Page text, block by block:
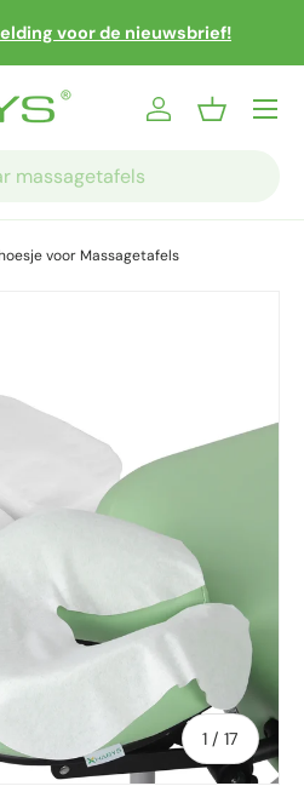
voor de nieuwsbrief!
InloggenMandje
Menu
voor Massagetafels
1 / van
17